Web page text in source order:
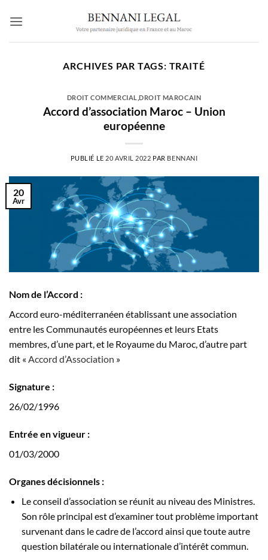
ARCHIVES PAR TAGS: TRAITÉ
DROIT COMMERCIAL ,DROIT MAROCAIN
Accord d’association Maroc – Union
européenne
PUBLIÉ LE 20 AVRIL 2022 PAR BENNANI
20
Avr
Nom de l’Accord :
Accord euro-méditerranéen établissant une association
entre les Communautés européennes et leurs Etats
membres, d’une part, et le Royaume du Maroc, d’autre part
dit « Accord d’Association »
Signature :
26/02/1996
Entrée en vigueur :
01/03/2000
Organes décisionnels :
Le conseil d’association se réunit au niveau des Ministres.
Son rôle principal est d’examiner tout problème important
survenant dans le cadre de l’accord ainsi que toute autre
question bilatérale ou internationale d’intérêt commun.